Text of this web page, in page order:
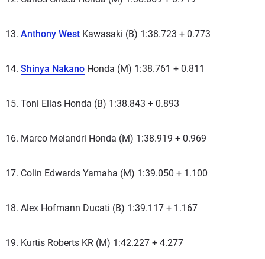
13. Anthony West Kawasaki (B) 1:38.723 + 0.773
14. Shinya Nakano Honda (M) 1:38.761 + 0.811
15. Toni Elias Honda (B) 1:38.843 + 0.893
16. Marco Melandri Honda (M) 1:38.919 + 0.969
17. Colin Edwards Yamaha (M) 1:39.050 + 1.100
18. Alex Hofmann Ducati (B) 1:39.117 + 1.167
19. Kurtis Roberts KR (M) 1:42.227 + 4.277